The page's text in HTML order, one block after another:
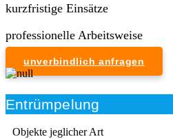
kurzfristige Einsätze
professionelle Arbeitsweise
unverbindlich anfragen
Entrümpelung
Objekte jeglicher Art